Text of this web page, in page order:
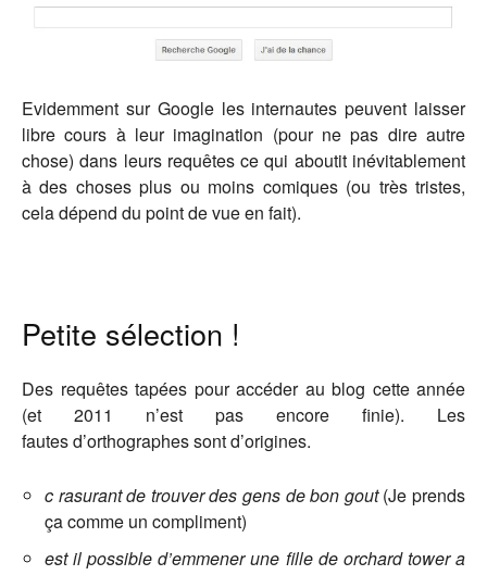
Evidemment sur Google les internautes peuvent laisser
libre cours à leur imagination (pour ne pas dire autre
chose) dans leurs requêtes ce qui aboutit inévitablement
à des choses plus ou moins comiques (ou très tristes,
cela dépend du point de vue en fait).
Petite sélection !
Des requêtes tapées pour accéder au blog cette année
(et 2011 n’est pas encore finie). Les
fautes d’orthographes sont d’origines.
c rasurant de trouver des gens de bon gout(Je prends
ça comme un compliment)
est il possible d’emmener une fille de orchard tower a